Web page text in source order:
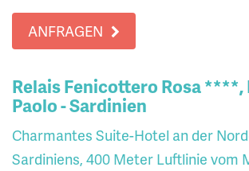
ANFRAGEN
Relais Fenicottero Rosa ****,
Paolo - Sardinien
Charmantes Suite-Hotel an der
Sardiniens, 400 Meter Luftlinie vom